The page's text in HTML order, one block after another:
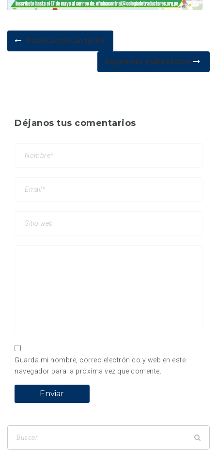
Publicación anterior
Siguiente publicación
Déjanos tus comentarios
Guarda mi nombre, correo electrónico y web en este
navegador para la próxima vez que comente.